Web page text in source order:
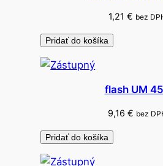
t
e
l
x
g
1,21 € bez
Pridať do košíka
flash UM
9,16 € bez
Pridať do košíka